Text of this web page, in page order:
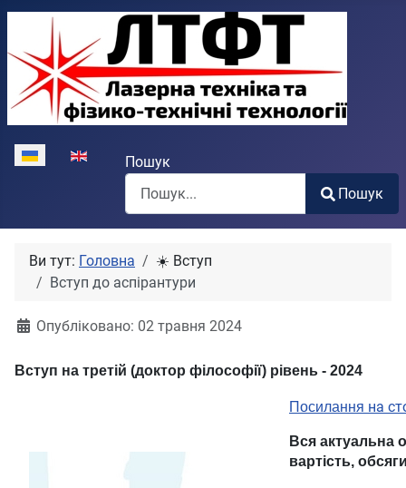
Виберіть свою мовуПошук
Пошук
Ви тут: Головна
☀️ Вступ
Вступ до аспірантури
Опубліковано: 02 травня 2024
Вступ на третій (доктор філософії) рівень - 2024
Посилання на
Вся актуальна
вартість,